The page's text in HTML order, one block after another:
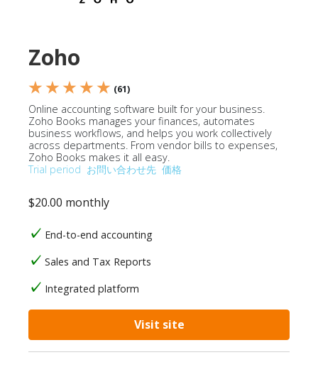
Zoho
★ ★ ★ ★ ★ (61)
Online accounting software built for your business.
Zoho Books manages your finances, automates
business workflows, and helps you work collectively
across departments. From vendor bills to expenses,
Zoho Books makes it all easy.
Trial period お問い合わせ先 価格
$20.00 monthly
End-to-end accounting
Sales and Tax Reports
Integrated platform
Visit site